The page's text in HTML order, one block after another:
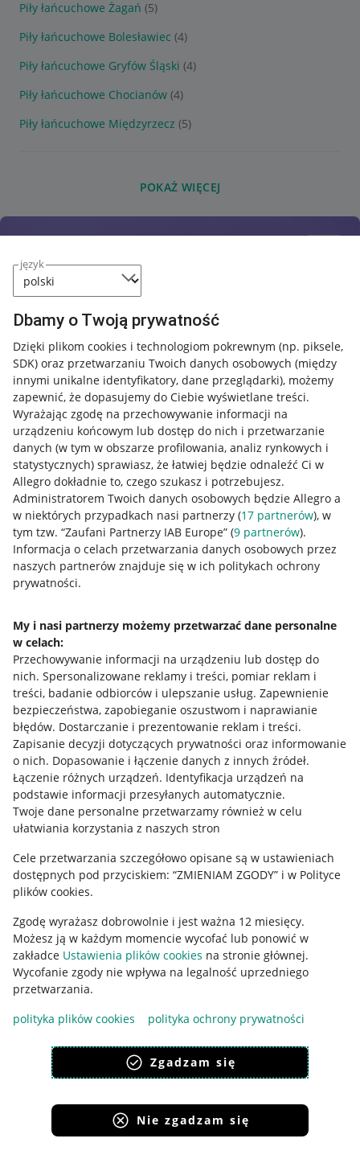
język
Dbamy o Twoją prywatność
Dzięki plikom cookies i technologiom pokrewnym (np. piksele,
SDK) oraz przetwarzaniu Twoich danych osobowych (między
innymi unikalne identyfikatory, dane przeglądarki), możemy
zapewnić, że dopasujemy do Ciebie wyświetlane treści.
Wyrażając zgodę na przechowywanie informacji na
urządzeniu końcowym lub dostęp do nich i przetwarzanie
danych (w tym w obszarze profilowania, analiz rynkowych i
statystycznych) sprawiasz, że łatwiej będzie odnaleźć Ci w
Allegro dokładnie to, czego szukasz i potrzebujesz.
Administratorem Twoich danych osobowych będzie Allegro a
w niektórych przypadkach nasi partnerzy (17 partnerów), w
tym tzw. “Zaufani Partnerzy IAB Europe” (9 partnerów).
Informacja o celach przetwarzania danych osobowych przez
naszych partnerów znajduje się w ich politykach ochrony
prywatności.
My i nasi partnerzy możemy przetwarzać dane personalne
w celach:
Przechowywanie informacji na urządzeniu lub dostęp do
nich. Spersonalizowane reklamy i treści, pomiar reklam i
treści, badanie odbiorców i ulepszanie usług. Zapewnienie
bezpieczeństwa, zapobieganie oszustwom i naprawianie
błędów. Dostarczanie i prezentowanie reklam i treści.
Zapisanie decyzji dotyczących prywatności oraz informowanie
o nich. Dopasowanie i łączenie danych z innych źródeł.
Łączenie różnych urządzeń. Identyfikacja urządzeń na
podstawie informacji przesyłanych automatycznie.
Twoje dane personalne przetwarzamy również w celu
ułatwiania korzystania z naszych stron
Cele przetwarzania szczegółowo opisane są w ustawieniach
dostępnych pod przyciskiem: “ZMIENIAM ZGODY” i w Polityce
plików cookies.
Zgodę wyrażasz dobrowolnie i jest ważna 12 miesięcy.
Możesz ją w każdym momencie wycofać lub ponowić w
zakładce Ustawienia plików cookies na stronie głównej.
Wycofanie zgody nie wpływa na legalność uprzedniego
przetwarzania.
polityka plików cookies
polityka ochrony prywatności
Zgadzam się
Nie zgadzam się
Piły łańcuchowe Żagań (5)
Piły łańcuchowe Bolesławiec (4)
Piły łańcuchowe Gryfów Śląski (4)
Piły łańcuchowe Chocianów (4)
Piły łańcuchowe Międzyrzecz (5)
POKAŻ WIĘCEJ
Przydatne informacje
Jak to działa
Allegro Gadane dla sprzedających
Allegro Gadane dla kupujących
Mapa miejscowości
Informacje prawne
Regulamin
Polityka plików "cookies"
Ustawienia plików "cookies"
Udostępnianie lokalizacji
Informacje dla Aktu o Usługach Cyfrowych
Pobierz aplikację
Korzystanie z serwisu oznacza akceptacjęregulaminu